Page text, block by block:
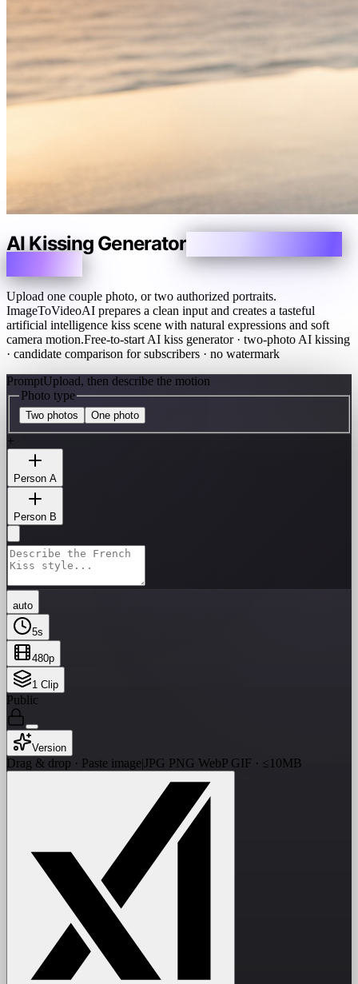
AI Kissing GeneratorOne Photo or Two
Upload one couple photo, or two authorized portraits.
ImageToVideoAI prepares a clean input and creates a tasteful
artificial intelligence kiss scene with natural expressions and soft
camera motion.Free-to-start AI kiss generator · two-photo AI kissing
· candidate comparison for subscribers · no watermark
PromptUpload, then describe the motion
Photo type
Two photos One photo
+
Person A
Person B
auto
5s
480p
1 Clip
Public
Version
Drag & drop · Paste image|JPG PNG WebP GIF · ≤10MB